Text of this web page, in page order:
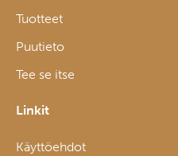
Tuotteet
Puutieto
Tee se itse
Linkit
Käyttöehdot